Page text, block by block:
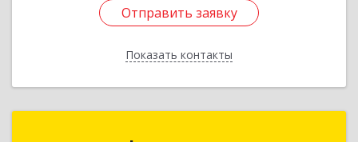
Отправить заявку
Показать контакты
Отправить заявку
Назад